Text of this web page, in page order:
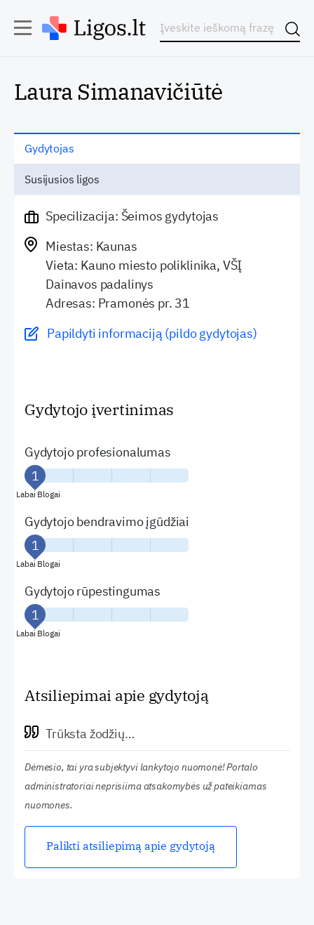
Laura Simanavičiūtė
Gydytojas
Susijusios ligos
Specilizacija: Šeimos gydytojas
Miestas: Kaunas
Vieta: Kauno miesto poliklinika, VŠĮ
Dainavos padalinys
Adresas: Pramonės pr. 31
Papildyti informaciją (pildo gydytojas)
Gydytojo įvertinimas
Gydytojo profesionalumas
Labai Blogai
Gydytojo bendravimo įgūdžiai
Labai Blogai
Gydytojo rūpestingumas
Labai Blogai
Atsiliepimai apie gydytoją
Trūksta žodžių…
Dėmesio, tai yra subjektyvi lankytojo nuomonė! Portalo
administratoriai neprisiima atsakomybės už pateikiamas
nuomones.
Palikti atsiliepimą apie gydytoją